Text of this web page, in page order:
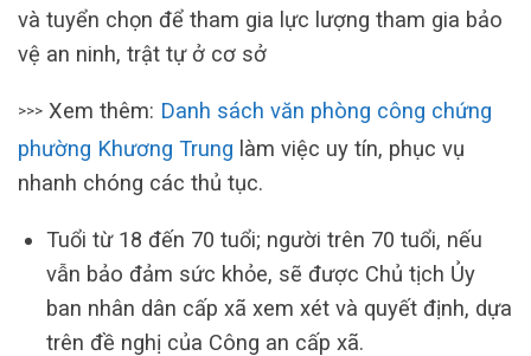
và tuyển chọn để tham gia lực lượng tham gia bảo
vệ an ninh, trật tự ở cơ sở
>>> Xem thêm: Danh sách văn phòng công chứng
phường Khương Trung làm việc uy tín, phục vụ
nhanh chóng các thủ tục.
Tuổi từ 18 đến 70 tuổi; người trên 70 tuổi, nếu
vẫn bảo đảm sức khỏe, sẽ được Chủ tịch Ủy
ban nhân dân cấp xã xem xét và quyết định, dựa
trên đề nghị của Công an cấp xã.